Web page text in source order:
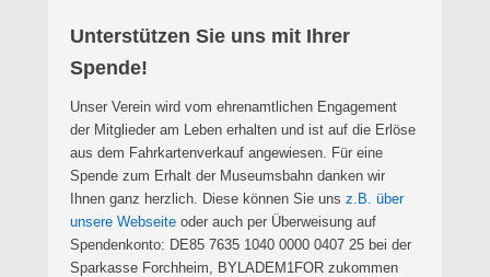
Unterstützen Sie uns mit Ihrer
Spende!
Unser Verein wird vom ehrenamtlichen Engagement
der Mitglieder am Leben erhalten und ist auf die Erlöse
aus dem Fahrkartenverkauf angewiesen. Für eine
Spende zum Erhalt der Museumsbahn danken wir
Ihnen ganz herzlich. Diese können Sie uns z.B. über
unsere Webseite oder auch per Überweisung auf
Spendenkonto: DE85 7635 1040 0000 0407 25 bei der
Sparkasse Forchheim, BYLADEM1FOR zukommen